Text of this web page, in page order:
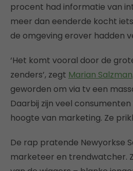
procent had informatie van
meer dan eenderde kocht
de omgeving erover hadden
‘Het komt vooral door de
zenders’, zegt Marian Salzman
geworden om via tv een
Daarbij zijn veel
hoogte van marketing. Ze
De rap pratende Newyorkse
marketeer en trendwatcher.